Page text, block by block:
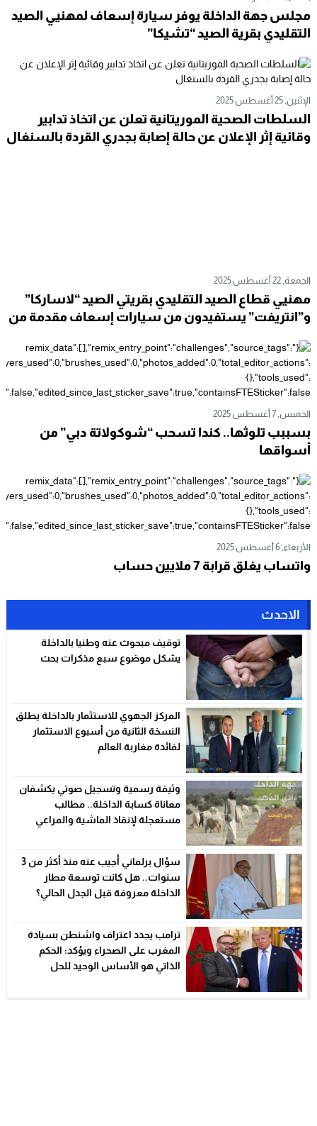
الثلاثاء, 2 سبتمبر 2025
مجلس جهة الداخلة يوفر سيارة إسعاف لمهنيي الصيد
التقليدي بقرية الصيد “تشيكا”
مهنيي قطاع الصيد التقليدي بقريتي الصيد “لاساركا”
و”انتريفت” يستفيدون من سيارات إسعاف مقدمة من
طرف مجلس الجهة
بسببب تلوثها.. كندا تسحب “شوكولاتة دبي” من
أسواقها
واتساب يغلق قرابة 7 ملايين حساب
الاحدث
توقيف مبحوث عنه وطنيا بالداخلة
يشكل موضوع سبع مذكرات بحث
النسخة الثانية من أسبوع الاستثمار
لفائدة مغاربة العالم
معاناة كسابة الداخلة.. مطالب
مستعجلة لإنقاذ الماشية والمراعي
سنوات.. هل كانت توسعة مطار
الداخلة معروفة قبل الجدل الحالي؟
المغرب على الصحراء ويؤكد: الحكم
الذاتي هو الأساس الوحيد للحل